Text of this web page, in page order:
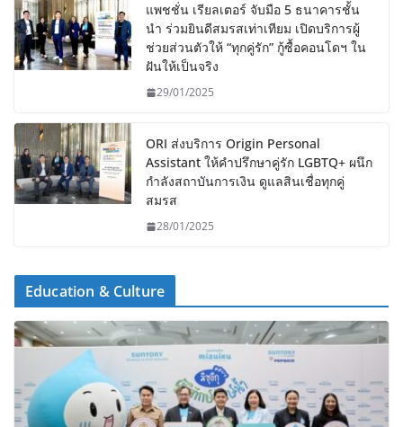
แพชชั่น เรียลเตอร์ จับมือ 5 ธนาคารชั้น
นำ ร่วมยินดีสมรสเท่าเทียม เปิดบริการผู้
ช่วยส่วนตัวให้ “ทุกคู่รัก” กู้ซื้อคอนโดฯ ใน
ฝันให้เป็นจริง
29/01/2025
ORI ส่งบริการ Origin Personal
Assistant ให้คำปรึกษาคู่รัก LGBTQ+ ผนึก
กำลังสถาบันการเงิน ดูแลสินเชื่อทุกคู่
สมรส
28/01/2025
Education & Culture